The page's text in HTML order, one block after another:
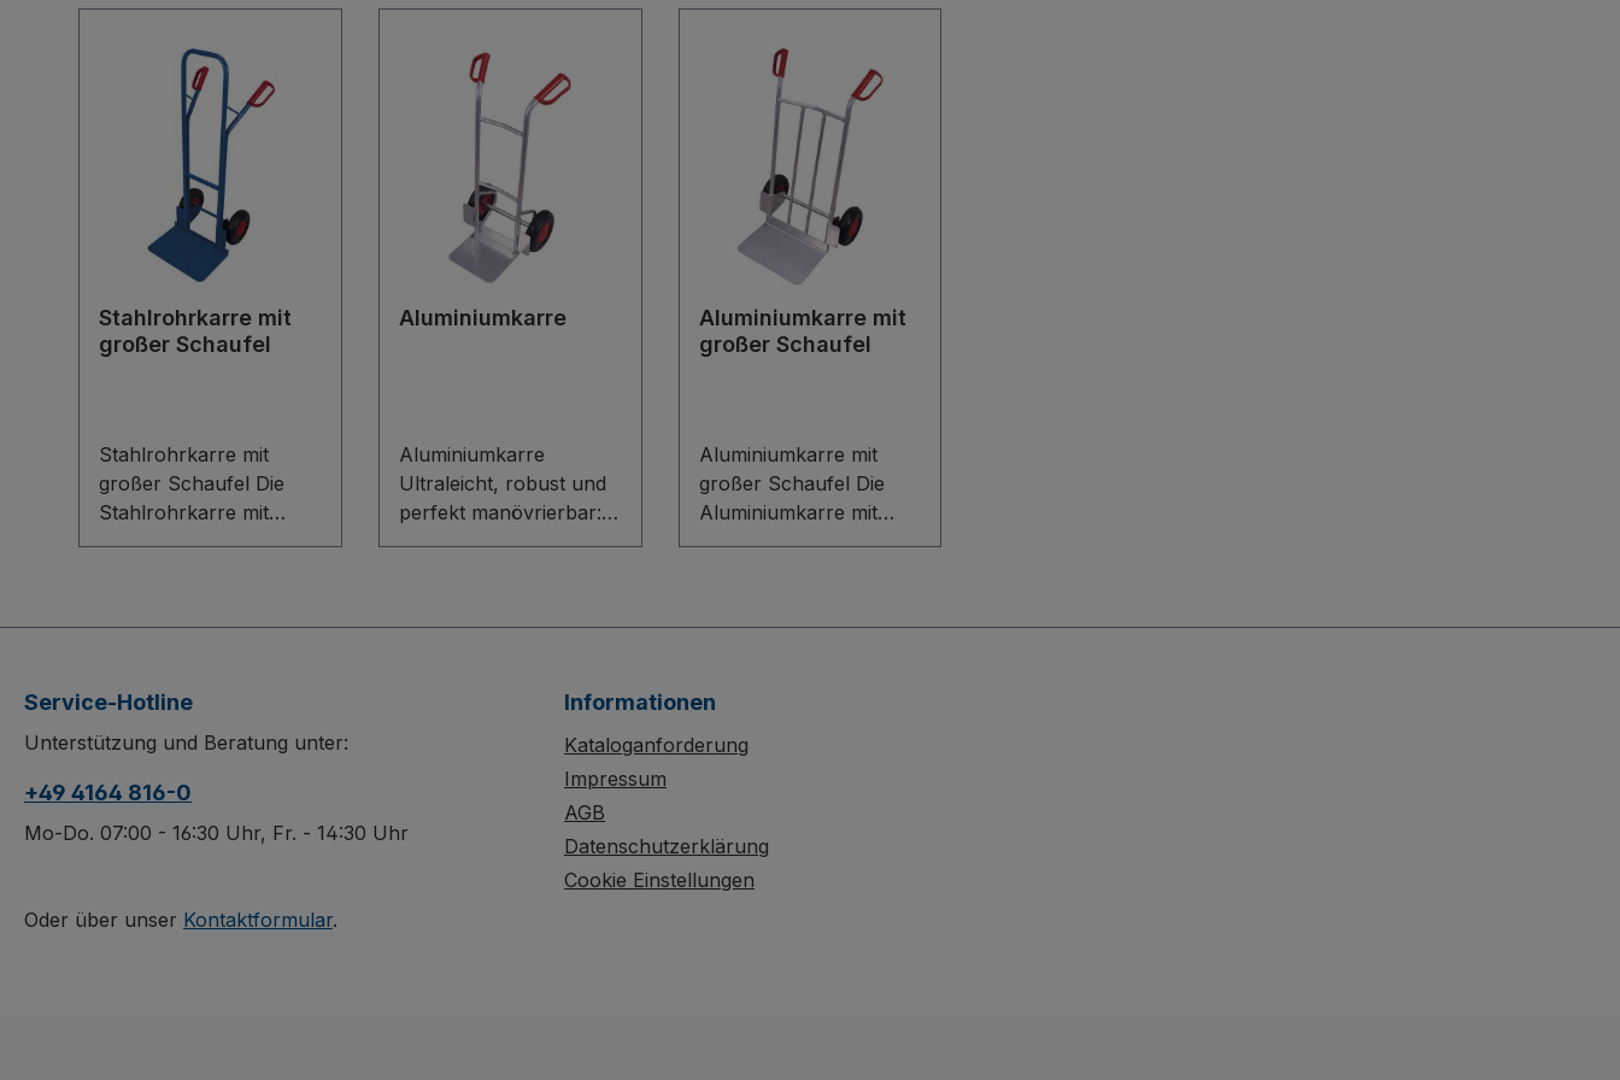
Stahlrohrkarre mit
großer Schaufel
Stahlrohrkarre mit
großer Schaufel Die
Stahlrohrkarre mit
großer Schaufel
Schweißkonstruktion
Schaufel, die dauerhaft
oberflächengeschützt,
ist. Zwei innovative
PVC-
Kontrolle, während
Aluminiumkarre
Aluminiumkarre
Ultraleicht, robust und
perfekt manövrierbar:
Die Aluminiumkarre
Schweißkonstruktion
handlich. 2 innovative
Sicherheitshandgriffe
sorgen für optimalen
Halt, während
gebogene Querstreben
das Ladegut sicher
Aluminiumkarre mit
großer Schaufel
Aluminiumkarre mit
großer Schaufel Die
Aluminiumkarre mit
großer Schaufel vereint
Schweißkonstruktion
Sicherheitshandgriffe
mit gebogenen
Kontrolle und
Ergonomie. Wählen Sie
Service-Hotline
Unterstützung und Beratung unter:
+49 4164 816-0
Mo-Do. 07:00 - 16:30 Uhr, Fr. - 14:30 Uhr
Oder über unser Kontaktformular.
Informationen
Kataloganforderung
Impressum
AGB
Datenschutzerklärung
Cookie Einstellungen